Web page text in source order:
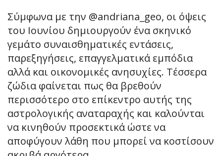
Σύμφωνα με την @andriana_geo, οι όψεις
του Ιουνίου δημιουργούν ένα σκηνικό
γεμάτο συναισθηματικές εντάσεις,
παρεξηγήσεις, επαγγελματικά εμπόδια
αλλά και οικονομικές ανησυχίες. Τέσσερα
ζώδια φαίνεται πως θα βρεθούν
περισσότερο στο επίκεντρο αυτής της
αστρολογικής αναταραχής και καλούνται
να κινηθούν προσεκτικά ώστε να
αποφύγουν λάθη που μπορεί να κοστίσουν